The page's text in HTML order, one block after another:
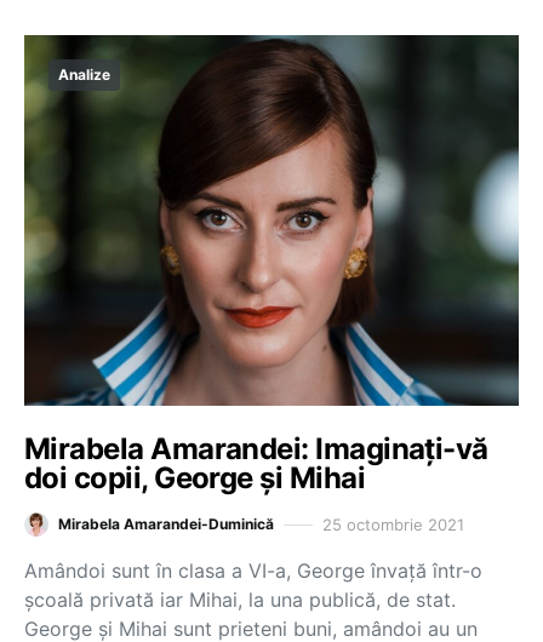
Analize
Mirabela Amarandei: Imaginați-vă
doi copii, George și Mihai
Mirabela Amarandei-Duminică 25 octombrie 2021
Amândoi sunt în clasa a VI-a, George învață într-o
școală privată iar Mihai, la una publică, de stat.
George și Mihai sunt prieteni buni, amândoi au un